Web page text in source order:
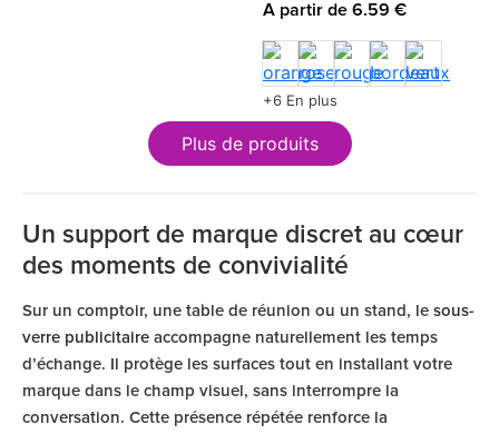
A partir de 6.59 €
+6 En plus
Plus de produits
Un support de marque discret au cœur
des moments de convivialité
Sur un comptoir, une table de réunion ou un stand, le sous-
verre publicitaire accompagne naturellement les temps
d’échange. Il protège les surfaces tout en installant votre
marque dans le champ visuel, sans interrompre la
conversation. Cette présence répétée renforce la